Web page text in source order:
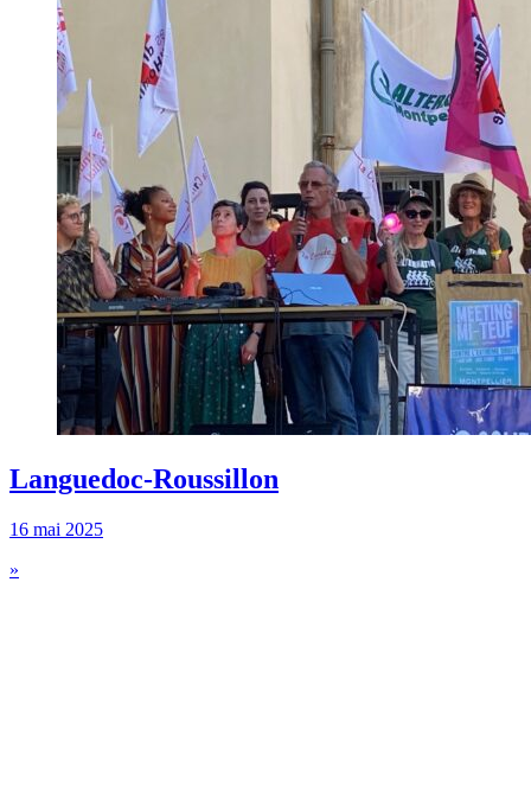
Languedoc-Roussillon
16 mai 2025
»